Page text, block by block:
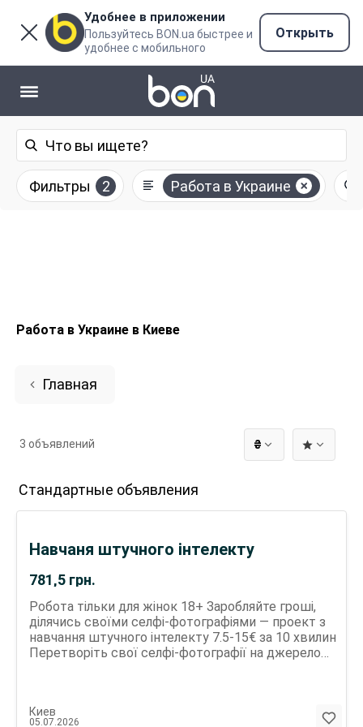
Удобнее в приложении
Пользуйтесь BON.ua быстрее и
удобнее с мобильного
Открыть
Фильтры 2 Работа в Украине
Работа в Украине в Киеве
Главная
₴
3 объявлений
Стандартные объявления
781,5 грн.
Навчаня штучного інтелекту
Робота тільки для жінок 18+ Заробляйте гроші,
ділячись своїми селфі-фотографіями — проект з
навчання штучного інтелекту 7.5-15€ за 10 хвилин
Перетворіть свої селфі-фотографії на джерело
Завантажте фотографії, якими ви готові
Киев
05.07.2026